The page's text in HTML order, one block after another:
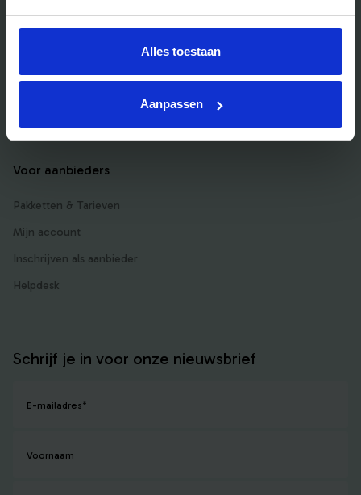
Alles toestaan
Aanpassen
Bedrijfsuitje Brabant
Bedrijfsuitje Limburg
Voor aanbieders
Pakketten & Tarieven
Mijn account
Inschrijven als aanbieder
Helpdesk
Schrijf je in voor onze nieuwsbrief
E-mailadres*
Voornaam